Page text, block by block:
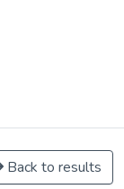
Back to results